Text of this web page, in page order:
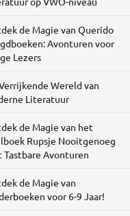
de Magie van Querido
Avonturen voor
Lezers
Wereld van
Literatuur
de Magie van het
Rupsje Nooitgenoeg
Tastbare Avonturen
de Magie van
voor 6-9 Jaar!